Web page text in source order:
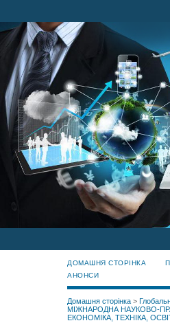
ДОМАШНЯ СТОРІНКА
АНОНСИ
Домашня сторінка >
МІЖНАРОДНА НАУКОВО-
ЕКОНОМІКА, ТЕХНІКА,